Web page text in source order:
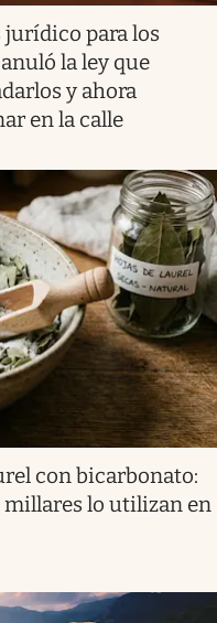
jurídico para los
la ley que
y ahora
en la calle
con bicarbonato:
millares lo utilizan en